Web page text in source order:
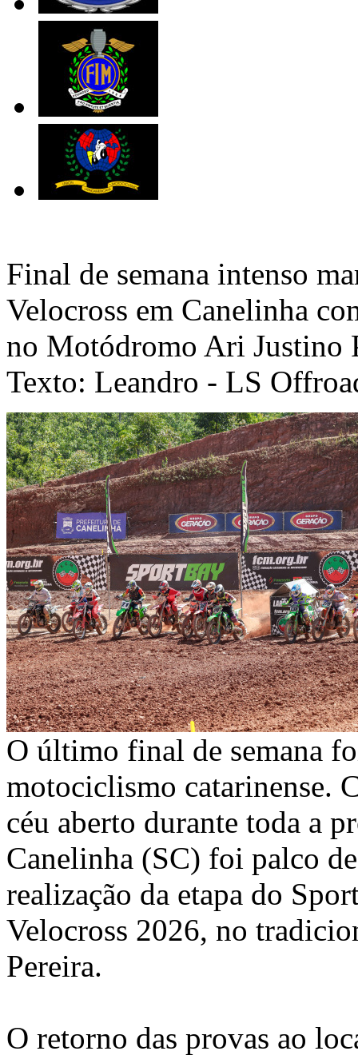
Final de semana intenso
Velocross em Canelinha
no Motódromo Ari Justino
Texto: Leandro - LS
O último final de semana
motociclismo catarinense.
céu aberto durante toda a
Canelinha (SC) foi palco
realização da etapa do
Velocross 2026, no
Pereira.
O retorno das provas ao